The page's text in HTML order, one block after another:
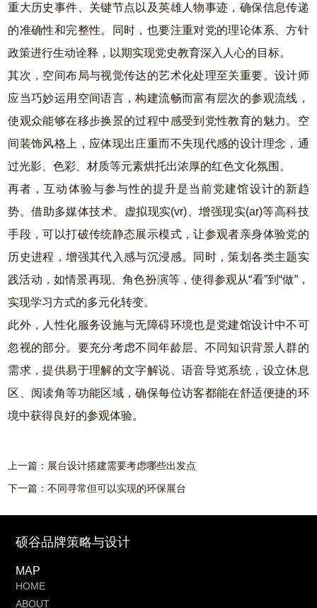
重大历史事件、关键节点以及英雄人物事迹，确保信息传递
的准确性和完整性。同时，也要注重对党的理论体系、方针
政策进行生动诠释，以期实现党史教育深入人心的目标。
其次，空间布局与视觉传达的艺术化处理至关重要。设计师
应当巧妙运用空间语言，构建流畅而富有层次的参观流线，
使观众能够在移步换景的过程中感受到党性教育的魅力。空
间装饰风格上，应体现出庄重而不失现代感的设计理念，通
过光影、色彩、材质等元素烘托出浓厚的红色文化氛围。
再者，互动体验与参与性的提升是当前党建馆设计的新趋
势。借助多媒体技术、虚拟现实(vr)、增强现实(ar)等高科技
手段，可以打破传统静态展示模式，让参观者亲身体验党的
历史进程，增强其代入感与沉浸感。同时，策划各类主题实
践活动，如情景再现、角色扮演等，使得参观从“看”到“做”，
实现学习方式的多元化转变。
此外，人性化服务设施与无障碍环境也是党建馆设计中不可
忽视的部分。要充分考虑不同年龄层、不同知识背景人群的
需求，提供易于理解的文字解说、语音导览系统，设立休息
区、阅读角等功能区域，确保每位访客都能在舒适便捷的环
境中获得良好的参观体验。
上一篇： 展台设计搭建需要考虑哪些出发点
下一篇：不同寻常但可以实现的环保展台
硕谷品牌策略与设计
MAP
HOME
ABOUT